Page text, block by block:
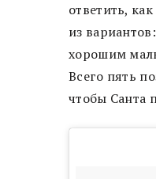
ответить,
из
хорошим
Всего пять
чтобы Санта